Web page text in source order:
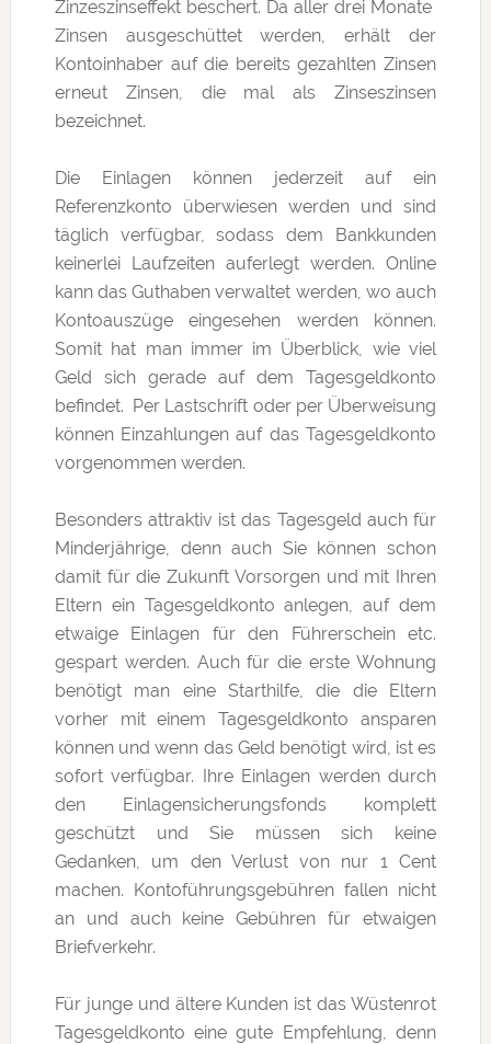
Zinzeszinseffekt beschert. Da aller drei Monate
Zinsen ausgeschüttet werden, erhält der
Kontoinhaber auf die bereits gezahlten Zinsen
erneut Zinsen, die mal als Zinseszinsen
bezeichnet.
Die Einlagen können jederzeit auf ein
Referenzkonto überwiesen werden und sind
täglich verfügbar, sodass dem Bankkunden
keinerlei Laufzeiten auferlegt werden. Online
kann das Guthaben verwaltet werden, wo auch
Kontoauszüge eingesehen werden können.
Somit hat man immer im Überblick, wie viel
Geld sich gerade auf dem Tagesgeldkonto
befindet. Per Lastschrift oder per Überweisung
können Einzahlungen auf das Tagesgeldkonto
vorgenommen werden.
Besonders attraktiv ist das Tagesgeld auch für
Minderjährige, denn auch Sie können schon
damit für die Zukunft Vorsorgen und mit Ihren
Eltern ein Tagesgeldkonto anlegen, auf dem
etwaige Einlagen für den Führerschein etc.
gespart werden. Auch für die erste Wohnung
benötigt man eine Starthilfe, die die Eltern
vorher mit einem Tagesgeldkonto ansparen
können und wenn das Geld benötigt wird, ist es
sofort verfügbar. Ihre Einlagen werden durch
den Einlagensicherungsfonds komplett
geschützt und Sie müssen sich keine
Gedanken, um den Verlust von nur 1 Cent
machen. Kontoführungsgebühren fallen nicht
an und auch keine Gebühren für etwaigen
Briefverkehr.
Für junge und ältere Kunden ist das Wüstenrot
Tagesgeldkonto eine gute Empfehlung, denn